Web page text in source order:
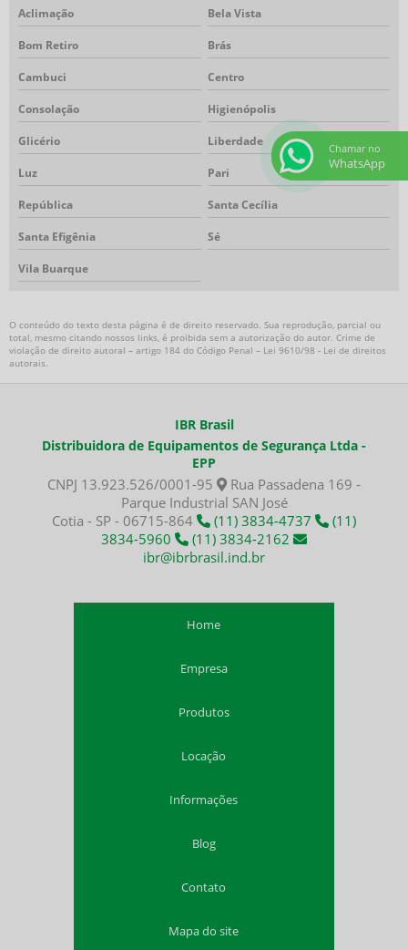
Kit ar mandado
Lava-olhos e chuveiro de segurança
Linha de ar mandado
Máscara autônoma
Máscara autônoma para bombeiro
Máscara autônoma para espaço confinado
Máscara de ar mandado
Máscara de ar mandado para espaço confinado
Máscara respiração autônoma
Máscara respiratória com ar mandado
Máscara respiratória para espaço confinado
Torre de iluminação
Torre de iluminação autônoma
Torre de iluminação com gerador
Torre de iluminação para obra
Torre de iluminação portátil
Torre de iluminação preço
Exaustor a prova de explosão
Exaustor EX
Comprar exaustor para trabalho em espaço confinado
Aclimação Bela Vista
Bom Retiro Brás
Cambuci Centro
Consolação Higienópolis
Glicério Liberdade
Luz Pari
República Santa Cecília
Santa Efigênia Sé
Vila Buarque
O conteúdo do texto desta página é de direito reservado. Sua reprodução, parcial ou
total, mesmo citando nossos links, é proibida sem a autorização do autor. Crime de
violação de direito autoral – artigo 184 do Código Penal – Lei 9610/98 - Lei de direitos
autorais.
IBR Brasil
Distribuidora de Equipamentos de Segurança Ltda -
EPP
CNPJ 13.923.526/0001-95
Rua Passadena 169 -
Parque Industrial SAN José
Cotia - SP - 06715-864
(11) 3834-4737
(11)
3834-5960
(11) 3834-2162
ibr@ibrbrasil.ind.br
Home
Empresa
Produtos
Locação
Informações
Blog
Contato
Mapa do site
Chamar no
WhatsApp